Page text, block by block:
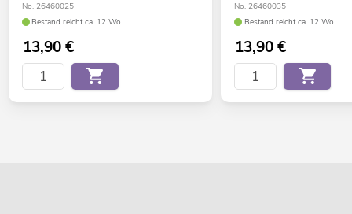
No. 26460025
Bestand reicht ca. 12 Wo.
13,90€
No. 26460035
Bestand reicht ca. 12 Wo.
13,90€